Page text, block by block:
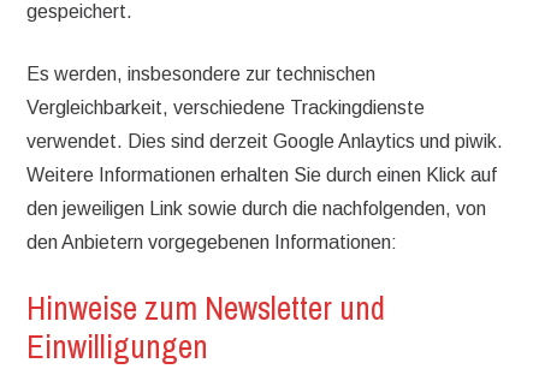
gespeichert.
Es werden, insbesondere zur technischen
Vergleichbarkeit, verschiedene Trackingdienste
verwendet. Dies sind derzeit Google Anlaytics und piwik.
Weitere Informationen erhalten Sie durch einen Klick auf
den jeweiligen Link sowie durch die nachfolgenden, von
den Anbietern vorgegebenen Informationen:
Hinweise zum Newsletter und
Einwilligungen